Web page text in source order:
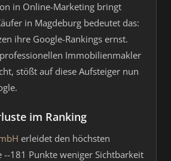
in Online-Marketing bringt
in Magdeburg bedeutet das:
ihre Google-Rankings ernst.
Immobilienmakler
stößt auf diese Aufsteiger nun
im Ranking
erleidet den höchsten
--181 Punkte weniger Sichtbarkeit